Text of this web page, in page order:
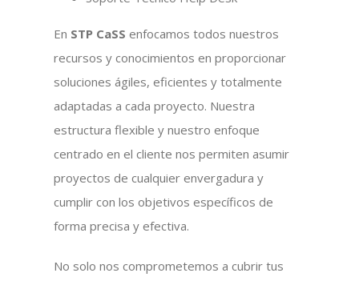
En STP CaSS enfocamos todos nuestros
recursos y conocimientos en proporcionar
soluciones ágiles, eficientes y totalmente
adaptadas a cada proyecto. Nuestra
estructura flexible y nuestro enfoque
centrado en el cliente nos permiten asumir
proyectos de cualquier envergadura y
cumplir con los objetivos específicos de
forma precisa y efectiva.
No solo nos comprometemos a cubrir tus